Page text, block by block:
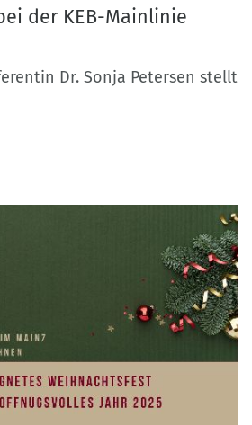
der KEB-Mainlinie
Dr. Sonja Petersen stellt